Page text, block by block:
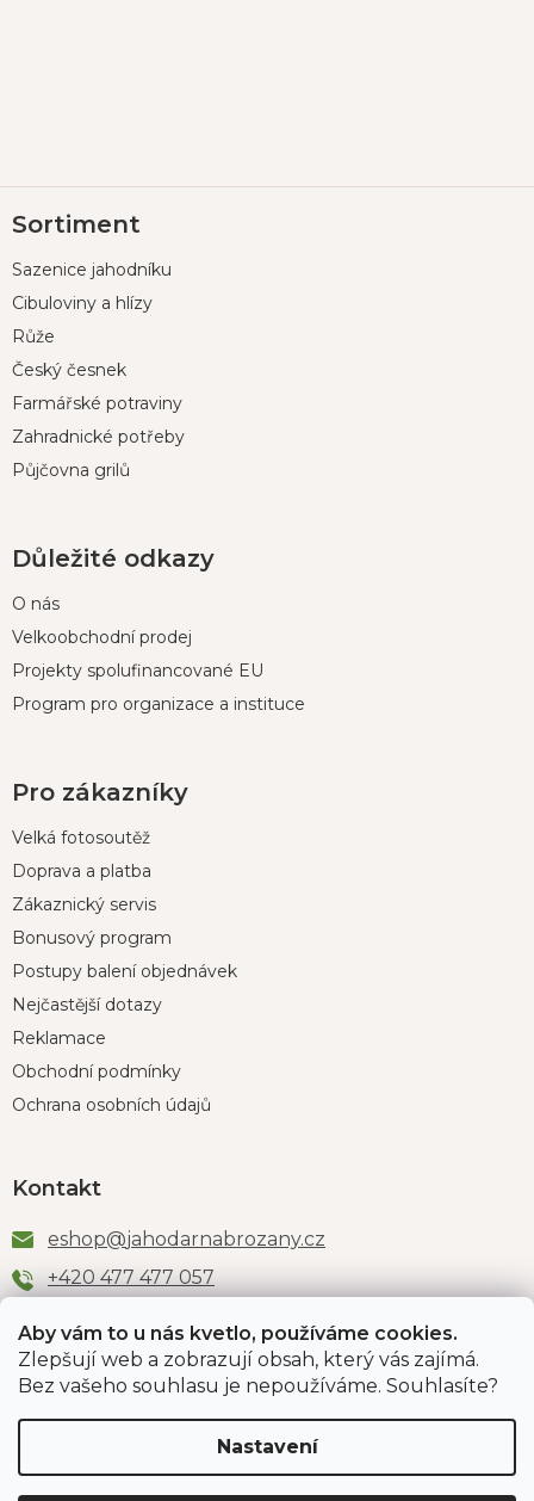
Aby vám to u nás kvetlo, používáme cookies.
Zlepšují web a zobrazují obsah, který vás zajímá.
Bez vašeho souhlasu je nepoužíváme. Souhlasíte?
Nastavení
á
a
Sortiment
Sazenice jahodníku
Cibuloviny a hlízy
Růže
Český česnek
Farmářské potraviny
Zahradnické potřeby
Půjčovna grilů
Důležité odkazy
O nás
Velkoobchodní prodej
Projekty spolufinancované EU
Program pro organizace a instituce
Pro zákazníky
Velká fotosoutěž
Doprava a platba
Zákaznický servis
Bonusový program
Postupy balení objednávek
Nejčastější dotazy
Reklamace
Obchodní podmínky
Ochrana osobních údajů
Kontakt
eshop@jahodarnabrozany.cz
+420 477 477 057
Odběr newsletteru